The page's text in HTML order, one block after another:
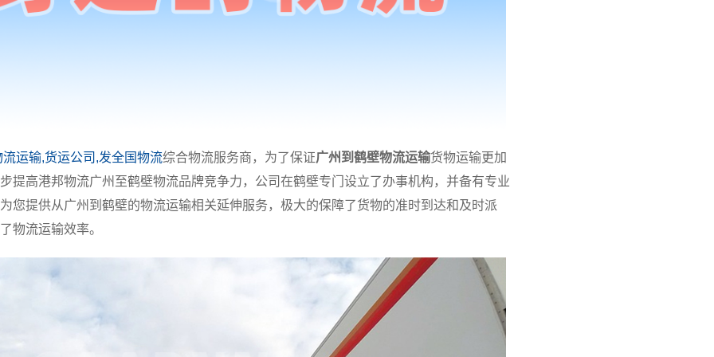
运输,货运公司,发全国物流综合物流服务商，为了保证广州到鹤壁物流运输货物运输更加
提高港邦物流广州至鹤壁物流品牌竞争力，公司在鹤壁专门设立了办事机构，并备有专业
您提供从广州到鹤壁的物流运输相关延伸服务，极大的保障了货物的准时到达和及时派
物流运输效率。